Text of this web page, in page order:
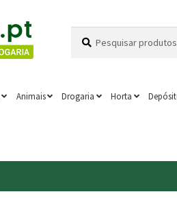
por:
Animais Drogaria Horta